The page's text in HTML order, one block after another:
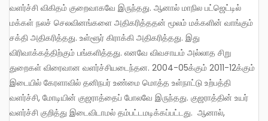
வளர்ச்சி விகிதம் குறைவாகவே இருந்தது. ஆனால் மாநில பட்ஜெட்டில்
மக்கள் நலச் செலவினங்களை அதிகரித்ததன் மூலம் மக்களின் வாங்கும்
சக்தி அதிகரித்தது. உள்ளூர் கிராக்கி அதிகரித்தது. இது
விரிவாக்கத்திற்கும் பங்களித்தது. எனவே விவசாயம் அல்லாத சிறு
துறைகள் விரைவான வளர்ச்சியடைந்தன. 2004-05க்கும் 2011-12க்கும்
இடையில் கேரளாவில் தனிநபர் உண்மை மொத்த உள்நாட்டு உற்பத்தி
வளர்ச்சி, மோடியின் குஜராத்தைப் போலவே இருந்தது. குஜராத்தின் உயர்
வளர்ச்சி குறித்து இடைவிடாமல் தம்பட்டமடிக்கப்பட்டது. ஆனால்,